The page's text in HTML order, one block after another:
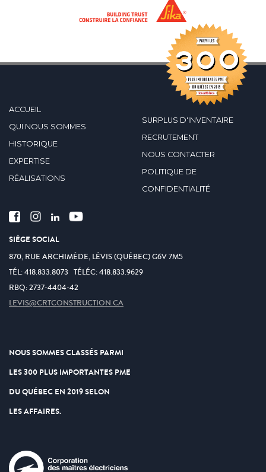
ACCUEIL
QUI NOUS SOMMES
HISTORIQUE
EXPERTISE
RÉALISATIONS
SURPLUS D'INVENTAIRE
RECRUTEMENT
NOUS CONTACTER
POLITIQUE DE
CONFIDENTIALITÉ
SIÈGE SOCIAL
870, RUE ARCHIMÈDE, LÉVIS (QUÉBEC) G6V 7M5
TÉL:418.833.8073 TÉLÉC:418.833.9629
RBQ: 2737-4404-42
LEVIS@CRTCONSTRUCTION.CA
NOUS SOMMES CLASSÉS PARMI
LES 300 PLUS IMPORTANTES PME
DU QUÉBEC EN 2019 SELON
LES AFFAIRES.